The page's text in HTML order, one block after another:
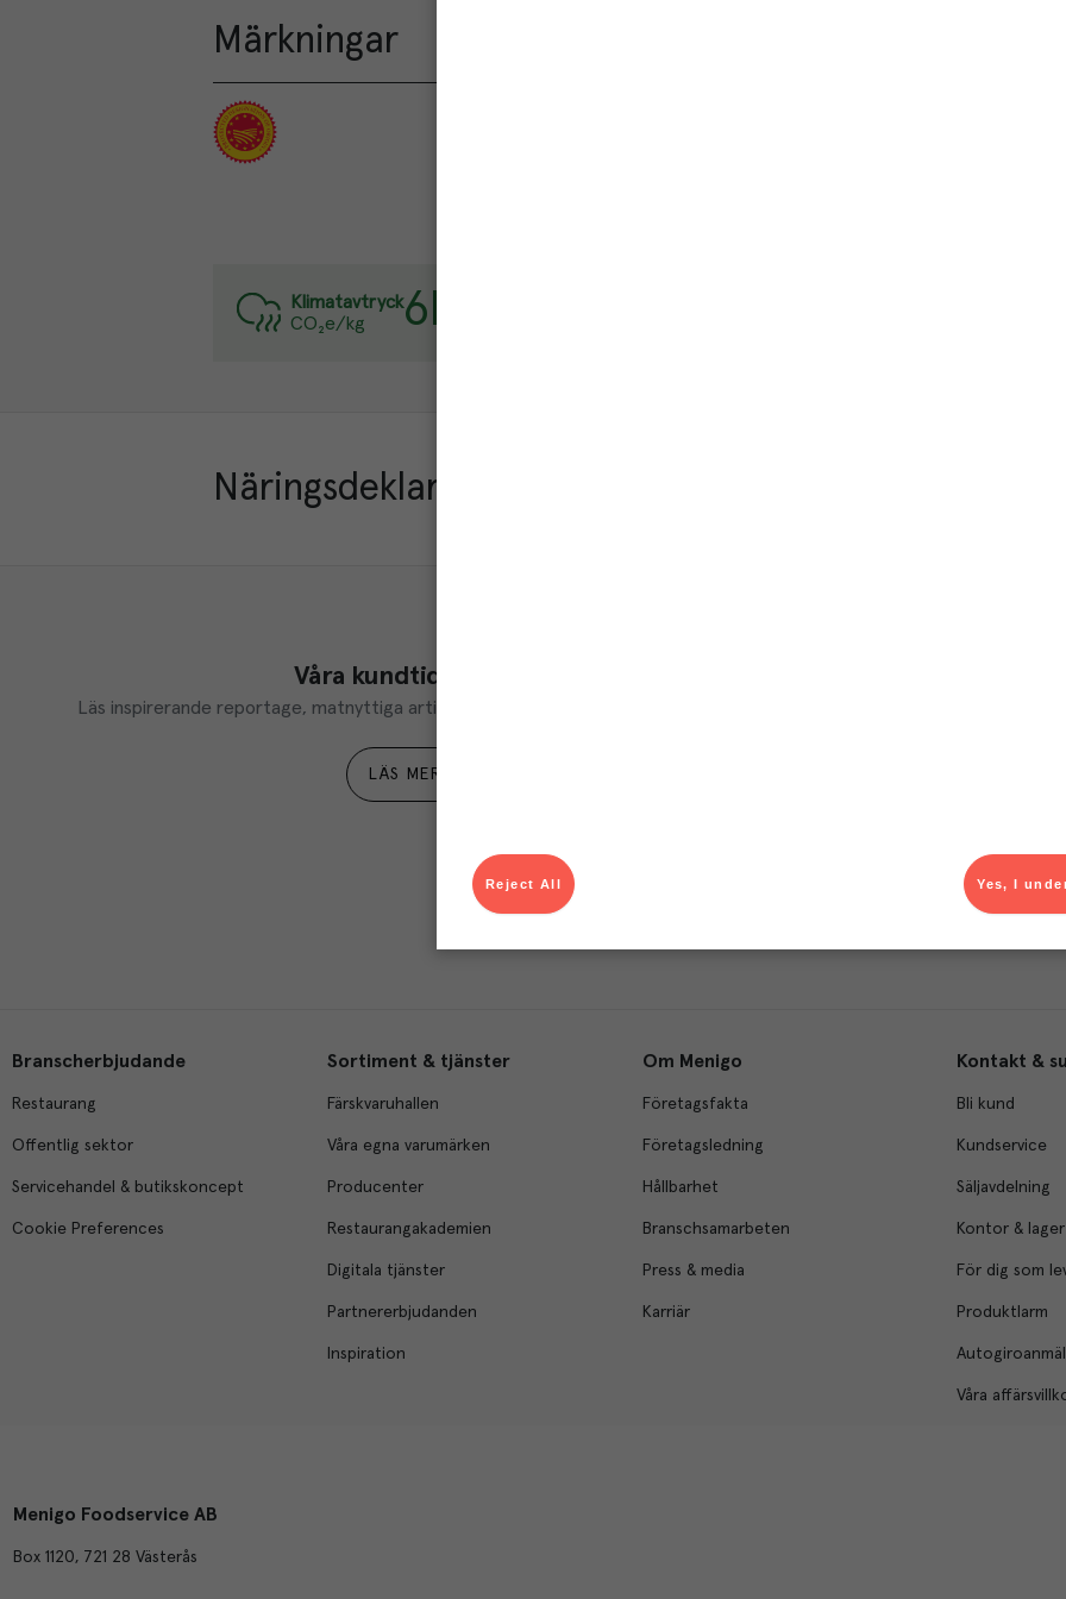
Märkningar
Klimatavtryck
CO₂e/kg
6
Näringsdeklaration
Våra kundtidningar
Läs inspirerande reportage, matnyttiga artiklar och ta del av aktuella kampanjer.
LÄS MER
Du som är Menigo-
Branscherbjudande
Restaurang
Offentlig sektor
Servicehandel & butikskoncept
Cookie Preferences
Sortiment & tjänster
Färskvaruhallen
Våra egna varumärken
Producenter
Restaurangakademien
Digitala tjänster
Partnererbjudanden
Inspiration
Om Menigo
Företagsfakta
Företagsledning
Hållbarhet
Branschsamarbeten
Press & media
Karriär
Kontakt &
Bli kund
Kundservice
Säljavdelning
Kontor & lager
För dig som
Produktlarm
Våra
Menigo Foodservice AB
Box 1120, 721 28 Västerås
Yes, I
Reject All